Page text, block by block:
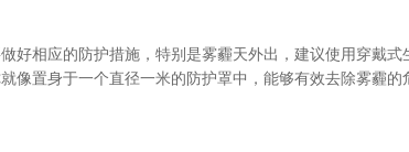
好相应的防护措施，特别是雾霾天外出，建议使用 穿戴式
像置身于一个直径一米的防护罩中，能够有效去除雾霾的